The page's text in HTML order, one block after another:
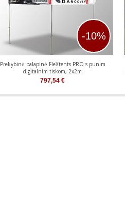
-10%
Prekybinė palapinė FleXtents PRO s punim
digitalnim tiskom, 2x2m
797,54 €